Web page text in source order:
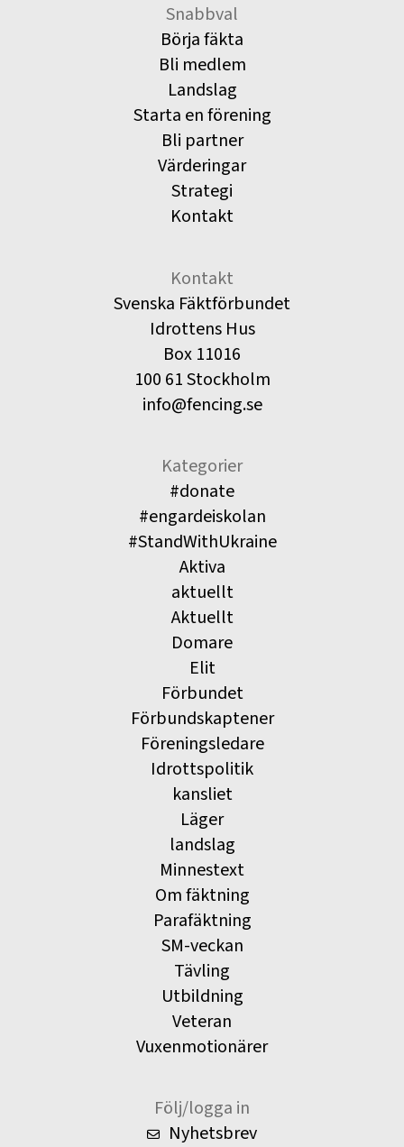
Snabbval
Börja fäkta
Bli medlem
Landslag
Starta en förening
Bli partner
Värderingar
Strategi
Kontakt
Kontakt
Svenska Fäktförbundet
Idrottens Hus
Box 11016
100 61 Stockholm
info@fencing.se
Kategorier
#donate
#engardeiskolan
#StandWithUkraine
Aktiva
aktuellt
Aktuellt
Domare
Elit
Förbundet
Förbundskaptener
Föreningsledare
Idrottspolitik
kansliet
Läger
landslag
Minnestext
Om fäktning
Parafäktning
SM-veckan
Tävling
Utbildning
Veteran
Vuxenmotionärer
Följ/logga in
Nyhetsbrev